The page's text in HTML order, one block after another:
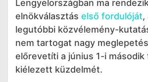
Lengyelországban ma
elnökválasztás első fordulóját,
legutóbbi közvélemény-
nem tartogat nagy
előrevetíti a június 1-i második
kiélezett küzdelmét.